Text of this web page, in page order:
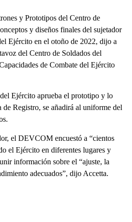
y Prototipos del Centro de
y diseños finales del sujetador
Ejército en el otoño de 2022, dijo a
del Centro de Soldados del
de Combate del Ejército
Ejército aprueba el prototipo y lo
de Registro, se añadirá al uniforme del
el DEVCOM encuestó a “cientos
el Ejército en diferentes lugares y
información sobre el “ajuste, la
adecuados”, dijo Accetta.